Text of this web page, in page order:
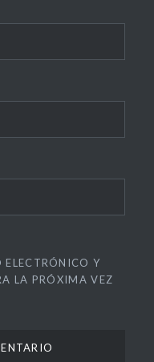
ELECTRÓNICO Y
LA PRÓXIMA VEZ